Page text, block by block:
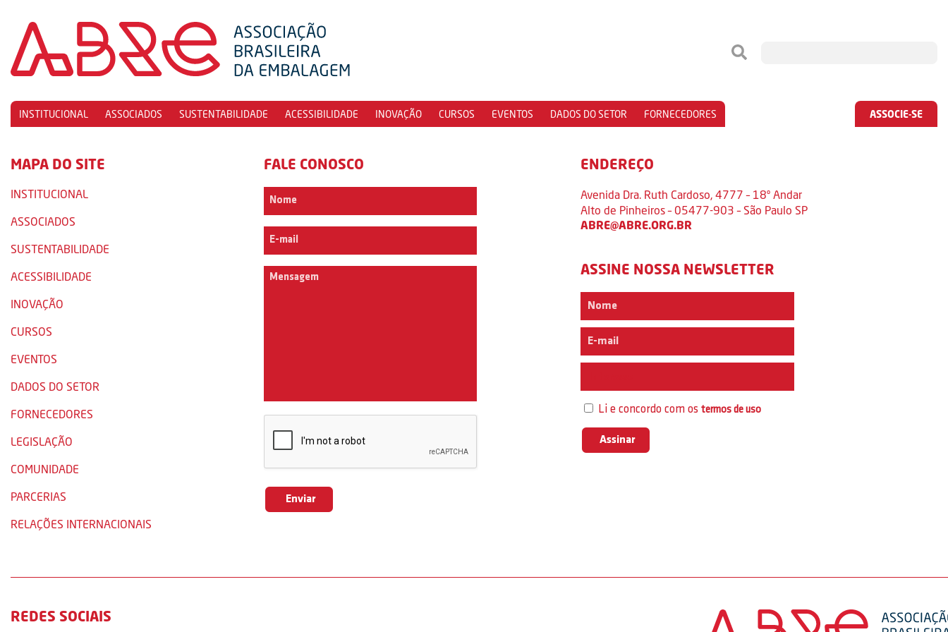
INSTITUCIONAL ASSOCIADOS SUSTENTABILIDADE ACESSIBILIDADE INOVAÇÃO CURSOS EVENTOS DADOS DO SETOR FORNECEDORES ASSOCIE-SE
MAPA DO SITE
INSTITUCIONAL
ASSOCIADOS
SUSTENTABILIDADE
ACESSIBILIDADE
INOVAÇÃO
CURSOS
EVENTOS
DADOS DO SETOR
FORNECEDORES
LEGISLAÇÃO
COMUNIDADE
PARCERIAS
RELAÇÕES INTERNACIONAIS
FALE CONOSCO ENDEREÇO
Avenida Dra. Ruth Cardoso, 4777 – 18º Andar
Alto de Pinheiros – 05477-903 – São Paulo SP
ABRE@ABRE.ORG.BR
ASSINE NOSSA NEWSLETTER
Li e concordo com ostermos de uso
REDES SOCIAIS